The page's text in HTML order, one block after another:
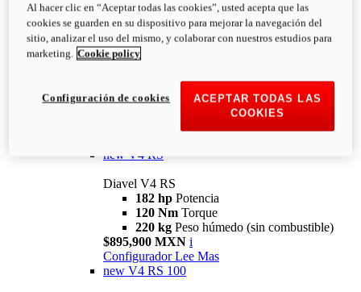
Diavel
V4
Diavel V4
126 NmTorque
223 kg
PESO HÚMEDO SIN
new V4 RS
Diavel V4 RS
182 hp Potencia
120 Nm Torque
220 kg Peso húmedo (sin combustible)
$895,900 MXN i
Configurador Lee Mas
new V4 RS 100
Al hacer clic en “Aceptar todas las cookies”, usted acepta que las
cookies se guarden en su dispositivo para mejorar la navegación del
sitio, analizar el uso del mismo, y colaborar con nuestros estudios para
marketing. Cookie policy
ACEPTAR TODAS LAS
COOKIES
Configuración de cookies